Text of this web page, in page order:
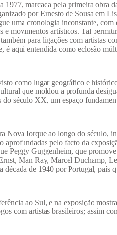
1977, marcada pela primeira obra
por Ernesto de Sousa em
uma cronologia inconstante,
e movimentos artísticos. Tal
para ligações com artistas
é aqui entendida como eclosão
como lugar geográfico e
que moldou a profunda
século XX, um espaço
Nova Iorque ao longo do século,
aprofundadas pelo facto da
Peggy Guggenheim, que
Man Ray, Marcel Duchamp,
década de 1940 por Portugal, país
ao Sul, e na exposição
com artistas brasileiros; assim